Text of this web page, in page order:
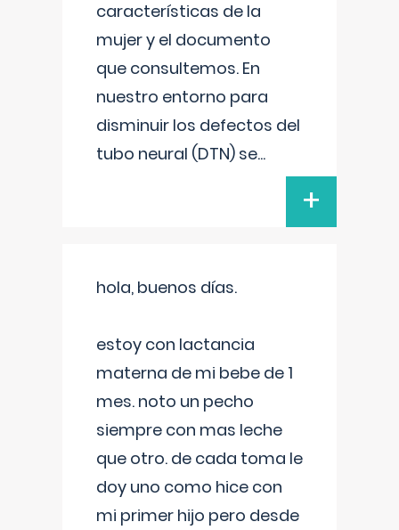
características de la
mujer y el documento
que consultemos. En
nuestro entorno para
disminuir los defectos del
tubo neural (DTN) se...
+
hola, buenos días.
estoy con lactancia
materna de mi bebe de 1
mes. noto un pecho
siempre con mas leche
que otro. de cada toma le
doy uno como hice con
mi primer hijo pero desde